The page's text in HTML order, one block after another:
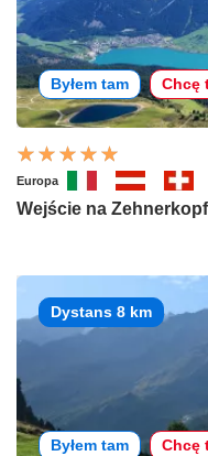
Byłem tam Chcę
Europa
Wejście na
Dystans 8 km
Byłem tam Chcę